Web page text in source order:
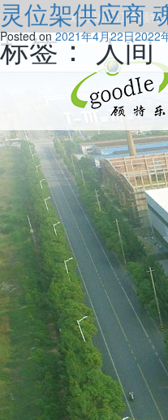
欢迎访问江西顾特
标签：人间
灵位架供应商
Posted on2021年4月22日2022